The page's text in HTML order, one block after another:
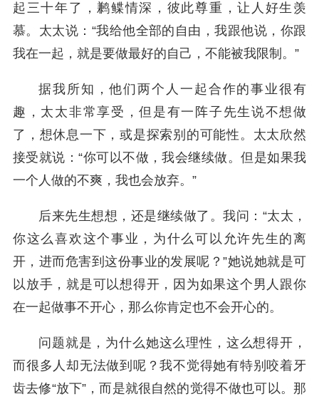
起三十年了，鹣鲽情深，彼此尊重，让人好生羡
慕。太太说：“我给他全部的自由，我跟他说，你跟
我在一起，就是要做最好的自己，不能被我限制。”
据我所知，他们两个人一起合作的事业很有
趣，太太非常享受，但是有一阵子先生说不想做
了，想休息一下，或是探索别的可能性。太太欣然
接受就说：“你可以不做，我会继续做。但是如果我
一个人做的不爽，我也会放弃。”
后来先生想想，还是继续做了。我问：“太太，
你这么喜欢这个事业，为什么可以允许先生的离
开，进而危害到这份事业的发展呢？”她说她就是可
以放手，就是可以想得开，因为如果这个男人跟你
在一起做事不开心，那么你肯定也不会开心的。
问题就是，为什么她这么理性，这么想得开，
而很多人却无法做到呢？我不觉得她有特别咬着牙
齿去修“放下”，而是就很自然的觉得不做也可以。那